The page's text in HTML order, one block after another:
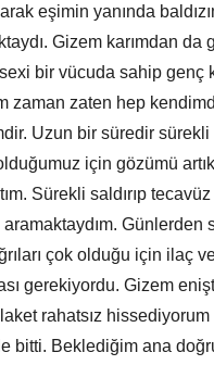
eşimin yanında
Gizem karımdan da
sexi bir vücuda sahip genç
zaman zaten hep
Uzun bir süredir sürekli
için gözümü
Sürekli saldırıp
Günlerden
çok olduğu için ilaç
gerekiyordu. Gizem
rahatsız
bitti. Beklediğim ana